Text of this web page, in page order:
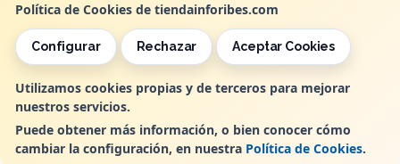
Política de Cookies de tiendainforibes.com
Configurar Rechazar Aceptar Cookies
Utilizamos cookies propias y de terceros para mejorar
nuestros servicios.
Puede obtener más información, o bien conocer cómo
cambiar la configuración, en nuestra Política de Cookies.
Horario
de 9:00am - 13:30am / 17:00pm - 20:00pm
, , , , España. - C.I.F.: B25362799 - Tfno: